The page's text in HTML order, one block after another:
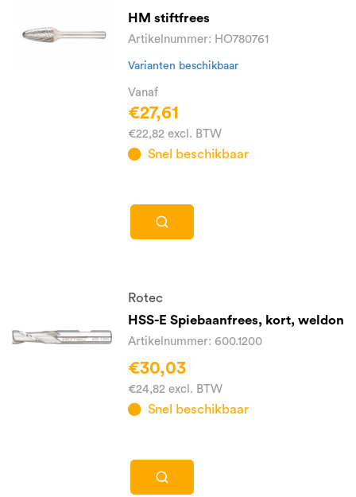
HM stiftfrees
Artikelnummer: HO780761
Varianten beschikbaar
Vanaf
€27,61
€22,82 excl. BTW
Snel beschikbaar
Rotec
HSS-E Spiebaanfrees, kort, weldon
Artikelnummer: 600.1200
€30,03
€24,82 excl. BTW
Snel beschikbaar